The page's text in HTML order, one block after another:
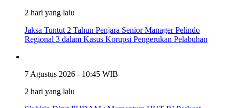
2 hari yang lalu
Jaksa Tuntut 2 Tahun Penjara Senior Manager Pelindo
Regional 3 dalam Kasus Korupsi Pengerukan Pelabuhan
7 Agustus 2026 - 10:45 WIB
2 hari yang lalu